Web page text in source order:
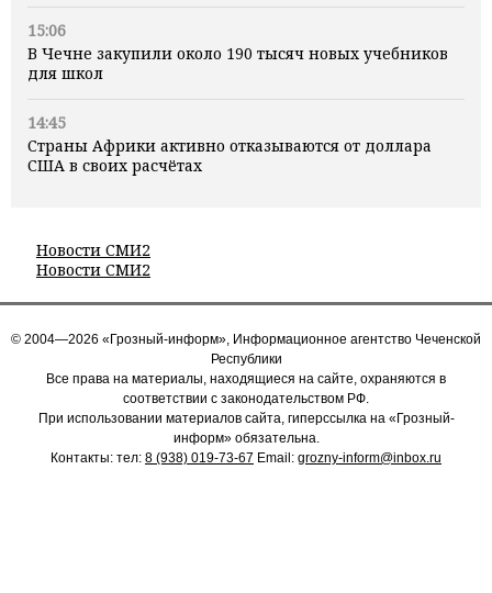
15:06
В Чечне закупили около 190 тысяч новых учебников
для школ
14:45
Страны Африки активно отказываются от доллара
США в своих расчётах
Новости СМИ2
Новости СМИ2
© 2004—2026 «Грозный-информ», Информационное агентство Чеченской
Республики
Все права на материалы, находящиеся на сайте, охраняются в
соответствии с законодательством РФ.
При использовании материалов сайта, гиперссылка на «Грозный-
информ» обязательна.
Контакты: тел: 8 (938) 019-73-67 Email: grozny-inform@inbox.ru